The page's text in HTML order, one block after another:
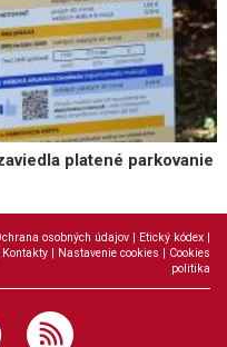
platené parkovanie
osobných údajov Etický kódex
Kontakty Nastavenie cookies
Cookies
politika